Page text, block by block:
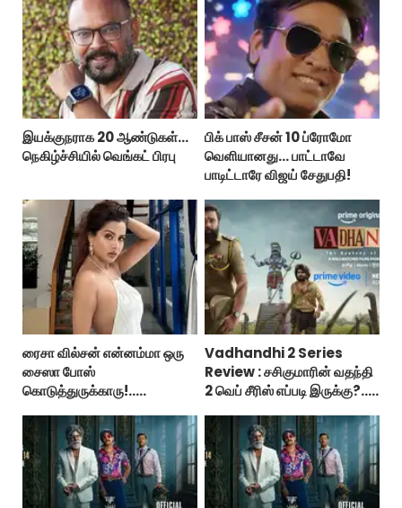
இயக்குநராக 20 ஆண்டுகள்...
நெகிழ்ச்சியில் வெங்கட் பிரபு
பிக் பாஸ் சீசன் 10 ப்ரோமோ
வெளியானது... பாட்டாவே
பாடிட்டாரே விஜய் சேதுபதி!
ரைசா வில்சன் என்னம்மா ஒரு
சைஸா போஸ்
கொடுத்துருக்காரு!..
Vadhandhi 2 Series
Review : சசிகுமாரின் வதந்தி
2 வெப் சீரிஸ் எப்படி இருக்கு?...